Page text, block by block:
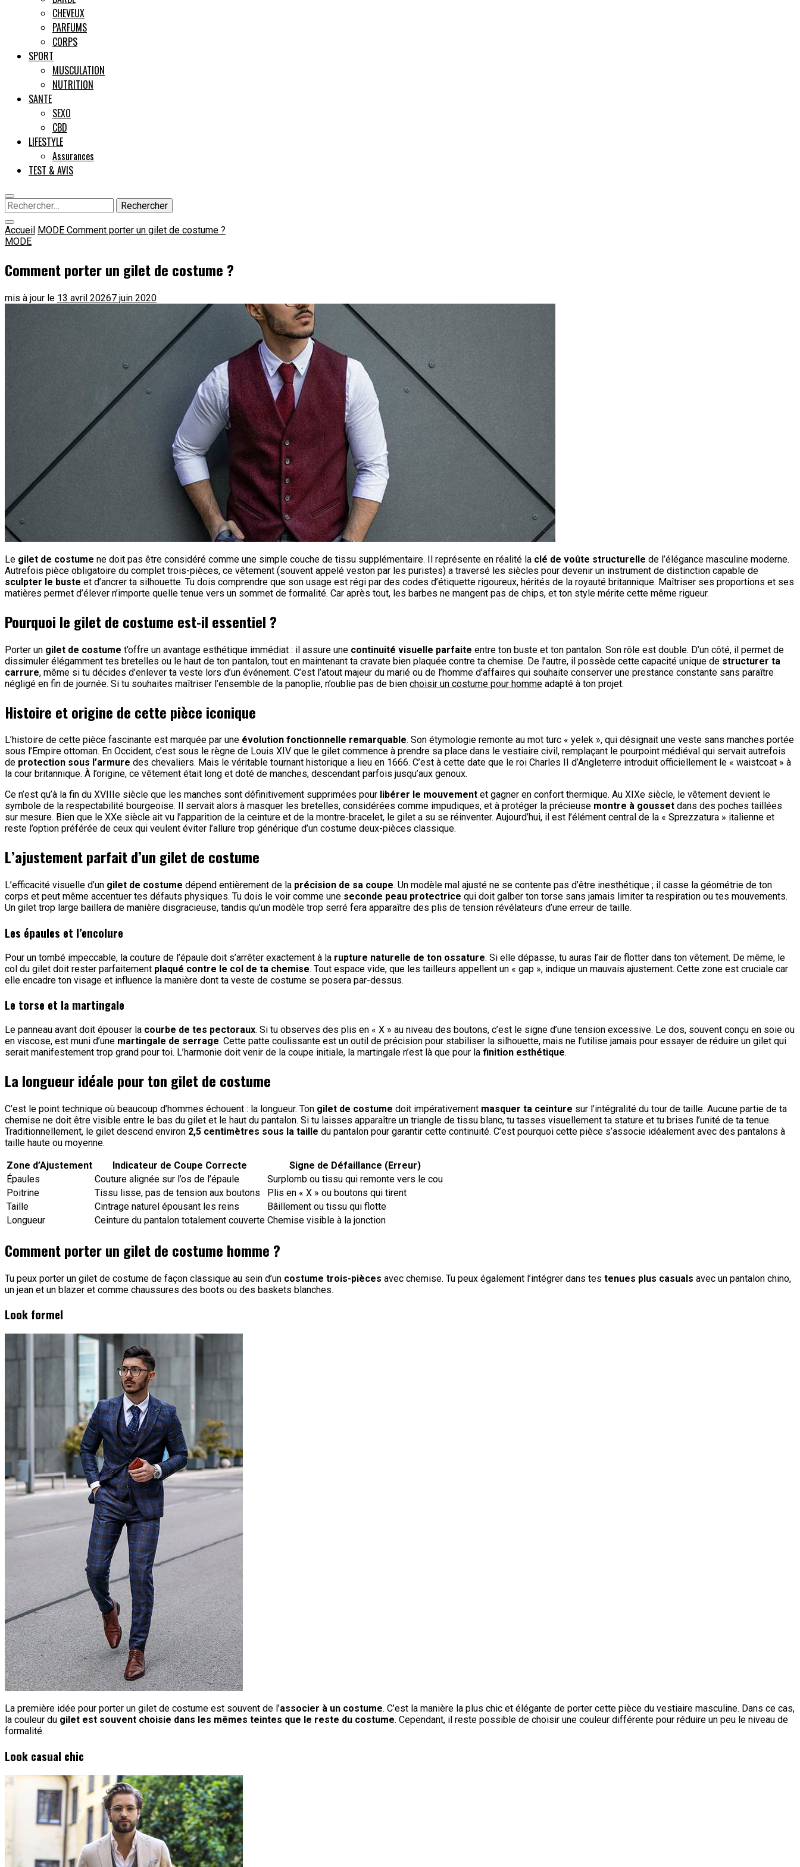
CHEVEUX
PARFUMS
CORPS
SPORT
MUSCULATION
NUTRITION
SANTE
SEXO
CBD
LIFESTYLE
Assurances
TEST & AVIS
Rechercher :
Accueil MODE Comment porter un gilet de costume ?
MODE
Comment porter un gilet de costume ?
mis à jour le 13 avril 20267 juin 2020
Le gilet de costume ne doit pas être considéré comme une simple couche de tissu supplémentaire. Il représente en réalité la clé de voûte structurelle de l’élégance masculine moderne.
Autrefois pièce obligatoire du complet trois-pièces, ce vêtement (souvent appelé veston par les puristes) a traversé les siècles pour devenir un instrument de distinction capable de
sculpter le buste et d’ancrer ta silhouette. Tu dois comprendre que son usage est régi par des codes d’étiquette rigoureux, hérités de la royauté britannique. Maîtriser ses proportions et ses
matières permet d’élever n’importe quelle tenue vers un sommet de formalité. Car après tout, les barbes ne mangent pas de chips, et ton style mérite cette même rigueur.
Pourquoi le gilet de costume est-il essentiel ?
Porter un gilet de costume t’offre un avantage esthétique immédiat : il assure une continuité visuelle parfaite entre ton buste et ton pantalon. Son rôle est double. D’un côté, il permet de
dissimuler élégamment tes bretelles ou le haut de ton pantalon, tout en maintenant ta cravate bien plaquée contre ta chemise. De l’autre, il possède cette capacité unique de structurer ta
carrure, même si tu décides d’enlever ta veste lors d’un événement. C’est l’atout majeur du marié ou de l’homme d’affaires qui souhaite conserver une prestance constante sans paraître
négligé en fin de journée. Si tu souhaites maîtriser l’ensemble de la panoplie, n’oublie pas de bien choisir un costume pour homme adapté à ton projet.
Histoire et origine de cette pièce iconique
L’histoire de cette pièce fascinante est marquée par une évolution fonctionnelle remarquable. Son étymologie remonte au mot turc « yelek », qui désignait une veste sans manches portée
sous l’Empire ottoman. En Occident, c’est sous le règne de Louis XIV que le gilet commence à prendre sa place dans le vestiaire civil, remplaçant le pourpoint médiéval qui servait autrefois
de protection sous l’armure des chevaliers. Mais le véritable tournant historique a lieu en 1666. C’est à cette date que le roi Charles II d’Angleterre introduit officiellement le « waistcoat » à
la cour britannique. À l’origine, ce vêtement était long et doté de manches, descendant parfois jusqu’aux genoux.
Ce n’est qu’à la fin du XVIIIe siècle que les manches sont définitivement supprimées pour libérer le mouvement et gagner en confort thermique. Au XIXe siècle, le vêtement devient le
symbole de la respectabilité bourgeoise. Il servait alors à masquer les bretelles, considérées comme impudiques, et à protéger la précieuse montre à gousset dans des poches taillées
sur mesure. Bien que le XXe siècle ait vu l’apparition de la ceinture et de la montre-bracelet, le gilet a su se réinventer. Aujourd’hui, il est l’élément central de la « Sprezzatura » italienne et
reste l’option préférée de ceux qui veulent éviter l’allure trop générique d’un costume deux-pièces classique.
L’ajustement parfait d’un gilet de costume
L’efficacité visuelle d’un gilet de costume dépend entièrement de la précision de sa coupe. Un modèle mal ajusté ne se contente pas d’être inesthétique ; il casse la géométrie de ton
corps et peut même accentuer tes défauts physiques. Tu dois le voir comme une seconde peau protectrice qui doit galber ton torse sans jamais limiter ta respiration ou tes mouvements.
Un gilet trop large baillera de manière disgracieuse, tandis qu’un modèle trop serré fera apparaître des plis de tension révélateurs d’une erreur de taille.
Les épaules et l’encolure
Pour un tombé impeccable, la couture de l’épaule doit s’arrêter exactement à la rupture naturelle de ton ossature. Si elle dépasse, tu auras l’air de flotter dans ton vêtement. De même, le
col du gilet doit rester parfaitement plaqué contre le col de ta chemise. Tout espace vide, que les tailleurs appellent un « gap », indique un mauvais ajustement. Cette zone est cruciale car
elle encadre ton visage et influence la manière dont ta veste de costume se posera par-dessus.
Le torse et la martingale
Le panneau avant doit épouser la courbe de tes pectoraux. Si tu observes des plis en « X » au niveau des boutons, c’est le signe d’une tension excessive. Le dos, souvent conçu en soie ou
en viscose, est muni d’une martingale de serrage. Cette patte coulissante est un outil de précision pour stabiliser la silhouette, mais ne l’utilise jamais pour essayer de réduire un gilet qui
serait manifestement trop grand pour toi. L’harmonie doit venir de la coupe initiale, la martingale n’est là que pour la finition esthétique.
La longueur idéale pour ton gilet de costume
C’est le point technique où beaucoup d’hommes échouent : la longueur. Ton gilet de costume doit impérativement masquer ta ceinture sur l’intégralité du tour de taille. Aucune partie de ta
chemise ne doit être visible entre le bas du gilet et le haut du pantalon. Si tu laisses apparaître un triangle de tissu blanc, tu tasses visuellement ta stature et tu brises l’unité de ta tenue.
Traditionnellement, le gilet descend environ 2,5 centimètres sous la taille du pantalon pour garantir cette continuité. C’est pourquoi cette pièce s’associe idéalement avec des pantalons à
taille haute ou moyenne.
Zone d’Ajustement
Indicateur de Coupe Correcte
Signe de Défaillance (Erreur)
Épaules
Couture alignée sur l’os de l’épaule
Surplomb ou tissu qui remonte vers le cou
Poitrine
Tissu lisse, pas de tension aux boutons
Plis en « X » ou boutons qui tirent
Taille
Cintrage naturel épousant les reins
Bâillement ou tissu qui flotte
Longueur
Ceinture du pantalon totalement couverte Chemise visible à la jonction
Comment porter un gilet de costume homme ?
Tu peux porter un gilet de costume de façon classique au sein d’un costume trois-pièces avec chemise. Tu peux également l’intégrer dans tes tenues plus casuals avec un pantalon chino,
un jean et un blazer et comme chaussures des boots ou des baskets blanches.
Look formel
La première idée pour porter un gilet de costume est souvent de l’associer à un costume. C’est la manière la plus chic et élégante de porter cette pièce du vestiaire masculine. Dans ce cas,
la couleur du gilet est souvent choisie dans les mêmes teintes que le reste du costume. Cependant, il reste possible de choisir une couleur différente pour réduire un peu le niveau de
formalité.
Look casual chic